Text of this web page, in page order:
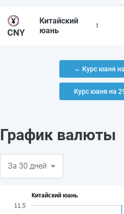
CNY
Китайский
юань
1
← Курс юаня
Курс юаня на
График валюты
Китайский юань
11,5